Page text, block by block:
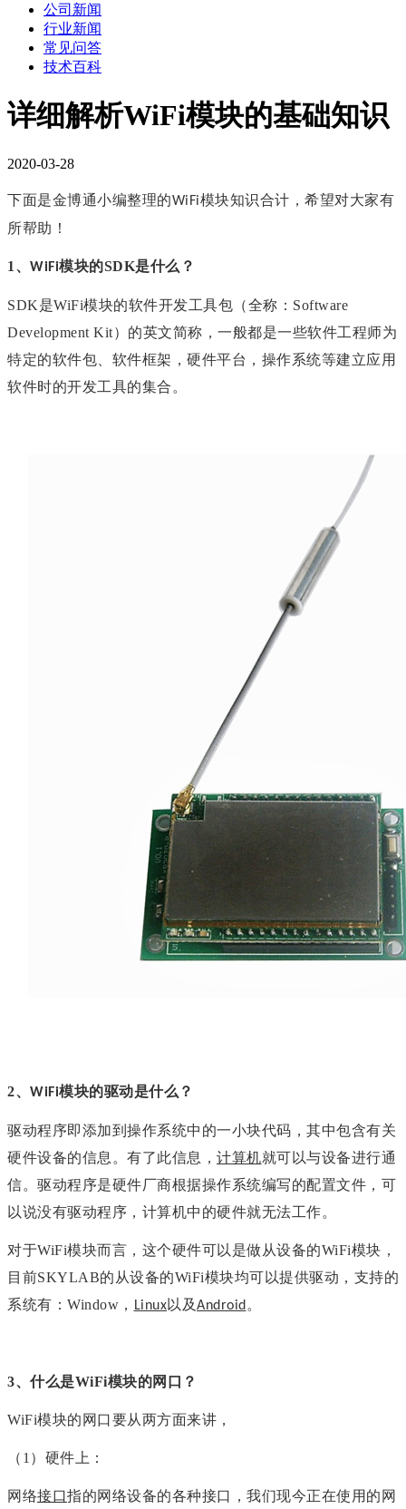
公司新闻
行业新闻
常见问答
技术百科
详细解析WiFi模块的基础知识
2020-03-28
下面是金博通小编整理的WiFi模块知识合计，希望对大家有
所帮助！
1、 WiFi模块的SDK是什么 ？
SDK是WiFi模块的软件开发工具包（全称：Software
Development Kit） 的英文简称， 一般都是一些软件工程师为
特定的软件包、软件框架，硬件平台，操作系统等建立应用
软件时的开发工具的集合。
2、 WiFi模块的驱动是什么 ？
驱动程序即添加到操作系统中的一小块代码，其中包含有关
硬件设备的信息。有了此信息， 计算机就可以与设备进行通
信。驱动程序是硬件厂商根据操作系统编写的配置文件，可
以说没有驱动程序，计算机中的硬件就无法工作。
对于WiFi模块而言， 这个硬件可以是做从设备的WiFi模块，
目前SKYLAB的 从设备的WiFi模块均可以提供驱动 ， 支持的
系统有：Window，
Linux以及Android 。
3、 什么是WiFi模块的网口？
WiFi模块的 网口要从两方面来讲，
（ 1 ） 硬件上：
网络接口指的网络设备的各种接口，我们现今正在使用的网